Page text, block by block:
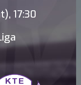
17:30